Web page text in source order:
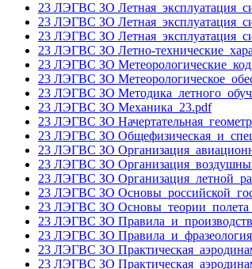
23 ЛЭГВС ЗО
23 ЛЭГВС ЗО
23 ЛЭГВС ЗО
23 ЛЭГВС ЗО Летно-
23 ЛЭГВС ЗО
23 ЛЭГВС ЗО
23 ЛЭГВС ЗО
23 ЛЭГВС ЗО Механика_23.pdf
23 ЛЭГВС ЗО
23 ЛЭГВС ЗО
23 ЛЭГВС ЗО
23 ЛЭГВС ЗО
23 ЛЭГВС ЗО
23 ЛЭГВС ЗО
23 ЛЭГВС ЗО
23 ЛЭГВС ЗО
23 ЛЭГВС ЗО
23 ЛЭГВС ЗО
23 ЛЭГВС ЗО